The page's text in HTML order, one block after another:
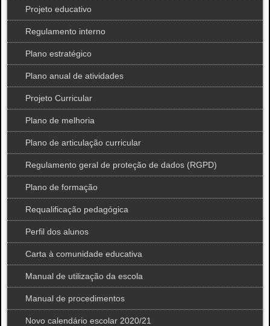
Projeto educativo
Regulamento interno
Plano estratégico
Plano anual de atividades
Projeto Curricular
Plano de melhoria
Plano de articulação curricular
Regulamento geral de proteção de dados (RGPD)
Plano de formação
Requalificação pedagógica
Perfil dos alunos
Carta à comunidade educativa
Manual de utilização da escola
Manual de procedimentos
Novo calendário escolar 2020/21